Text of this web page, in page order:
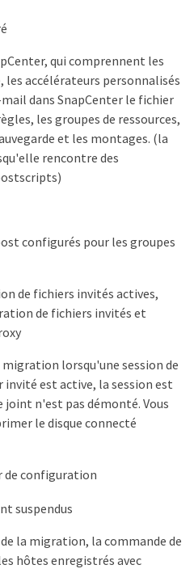
qui comprennent les
les accélérateurs personnalisés
dans SnapCenter le fichier
les groupes de ressources,
et les montages. (la
rencontre des
configurés pour les groupes
de fichiers invités actives,
de fichiers invités et
migration lorsqu'une session de
est active, la session est
joint n'est pas démonté. Vous
le disque connecté
de configuration
suspendus
la migration, la commande de
hôtes enregistrés avec